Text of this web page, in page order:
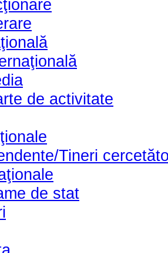
de activitate
Tineri
de stat